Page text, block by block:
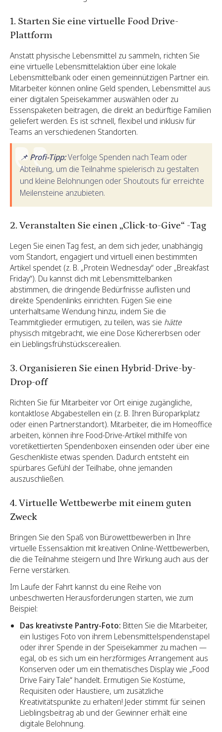
1. Starten Sie eine virtuelle Food Drive-
Plattform
Anstatt physische Lebensmittel zu sammeln, richten Sie
eine virtuelle Lebensmittelaktion über eine lokale
Lebensmittelbank oder einen gemeinnützigen Partner ein.
Mitarbeiter können online Geld spenden, Lebensmittel aus
einer digitalen Speisekammer auswählen oder zu
Essenspaketen beitragen, die direkt an bedürftige Familien
geliefert werden. Es ist schnell, flexibel und inklusiv für
Teams an verschiedenen Standorten.
📌 Profi-Tipp:Verfolge Spenden nach Team oder
Abteilung, um die Teilnahme spielerisch zu gestalten
und kleine Belohnungen oder Shoutouts für erreichte
Meilensteine anzubieten.
2. Veranstalten Sie einen „Click-to-Give“ -Tag
Legen Sie einen Tag fest, an dem sich jeder, unabhängig
vom Standort, engagiert und virtuell einen bestimmten
Artikel spendet (z. B. „Protein Wednesday“ oder „Breakfast
Friday“). Du kannst dich mit Lebensmittelbanken
abstimmen, die dringende Bedürfnisse auflisten und
direkte Spendenlinks einrichten. Fügen Sie eine
unterhaltsame Wendung hinzu, indem Sie die
Teammitglieder ermutigen, zu teilen, was sie hätte
physisch mitgebracht, wie eine Dose Kichererbsen oder
ein Lieblingsfrühstückscerealien.
3. Organisieren Sie einen Hybrid-Drive-by-
Drop-off
Richten Sie für Mitarbeiter vor Ort einige zugängliche,
kontaktlose Abgabestellen ein (z. B. Ihren Büroparkplatz
oder einen Partnerstandort). Mitarbeiter, die im Homeoffice
arbeiten, können ihre Food-Drive-Artikel mithilfe von
voretikettierten Spendenboxen einsenden oder über eine
Geschenkliste etwas spenden. Dadurch entsteht ein
spürbares Gefühl der Teilhabe, ohne jemanden
auszuschließen.
4. Virtuelle Wettbewerbe mit einem guten
Zweck
Bringen Sie den Spaß von Bürowettbewerben in Ihre
virtuelle Essensaktion mit kreativen Online-Wettbewerben,
die die Teilnahme steigern und Ihre Wirkung auch aus der
Ferne verstärken.
Im Laufe der Fahrt kannst du eine Reihe von
unbeschwerten Herausforderungen starten, wie zum
Beispiel:
Das kreativste Pantry-Foto: Bitten Sie die Mitarbeiter,
ein lustiges Foto von ihrem Lebensmittelspendenstapel
oder ihrer Spende in der Speisekammer zu machen —
egal, ob es sich um ein herzförmiges Arrangement aus
Konserven oder um ein thematisches Display wie „Food
Drive Fairy Tale“ handelt. Ermutigen Sie Kostüme,
Requisiten oder Haustiere, um zusätzliche
Kreativitätspunkte zu erhalten! Jeder stimmt für seinen
Lieblingsbeitrag ab und der Gewinner erhält eine
digitale Belohnung.